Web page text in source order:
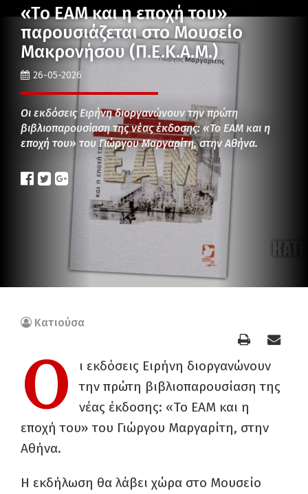
«Το ΕΑΜ και η εποχή του»
παρουσιάζεται στο Μουσείο
Μακρονήσου (Π.Ε.Κ.Α.Μ.)
26-05-2026
Οι εκδόσεις Ειρήνη διοργανώνουν την πρώτη
βιβλιοπαρουσίαση της νέας έκδοσης: «Το ΕΑΜ και η
εποχή του» του Γιώργου Μαργαρίτη, στην Αθήνα.
Κατιούσα
Ο
ι εκδόσεις Ειρήνη διοργανώνουν
την πρώτη βιβλιοπαρουσίαση της
νέας έκδοσης: «Το ΕΑΜ και η
εποχή του» του Γιώργου Μαργαρίτη, στην
Αθήνα.
Η εκδήλωση θα λάβει χώρα στο Μουσείο